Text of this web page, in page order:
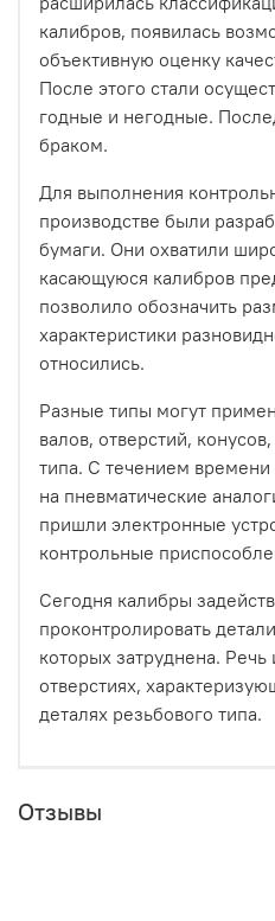
калибров, появилась
объективную оценку
После этого стали
годные и негодные.
браком.
Для выполнения
производстве были
бумаги. Они охватили
касающуюся калибров
позволило обозначить
характеристики
относились.
Разные типы могут
валов, отверстий,
типа. С течением
на пневматические
пришли электронные
контрольные
Сегодня калибры
проконтролировать
которых затруднена. Речь
отверстиях,
деталях резьбового типа.
Отзывы